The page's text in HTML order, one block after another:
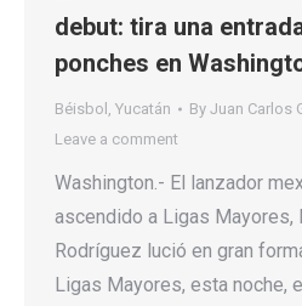
debut: tira una
ponches en
Béisbol , Yucatán By Juan Carlos
Leave a comment
Washington.- El lanzador
ascendido a Ligas Mayores,
Rodríguez lució en gran
Ligas Mayores, esta noche,